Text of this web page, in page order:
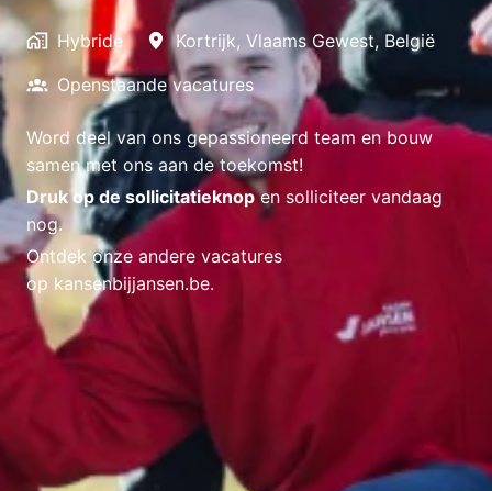
Hybride Kortrijk, Vlaams Gewest, België
Openstaande vacatures
Word deel van ons gepassioneerd team en bouw
samen met ons aan de toekomst!
Druk op de sollicitatieknopen solliciteer vandaag
nog.
Ontdek onze andere vacatures
op kansenbijjansen.be.